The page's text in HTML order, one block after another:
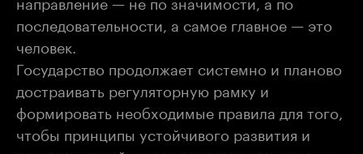
последовательности, а самое главное — это
человек.
Государство продолжает системно и планово
достраивать регуляторную рамку и
формировать необходимые правила для того,
чтобы принципы устойчивого развития и